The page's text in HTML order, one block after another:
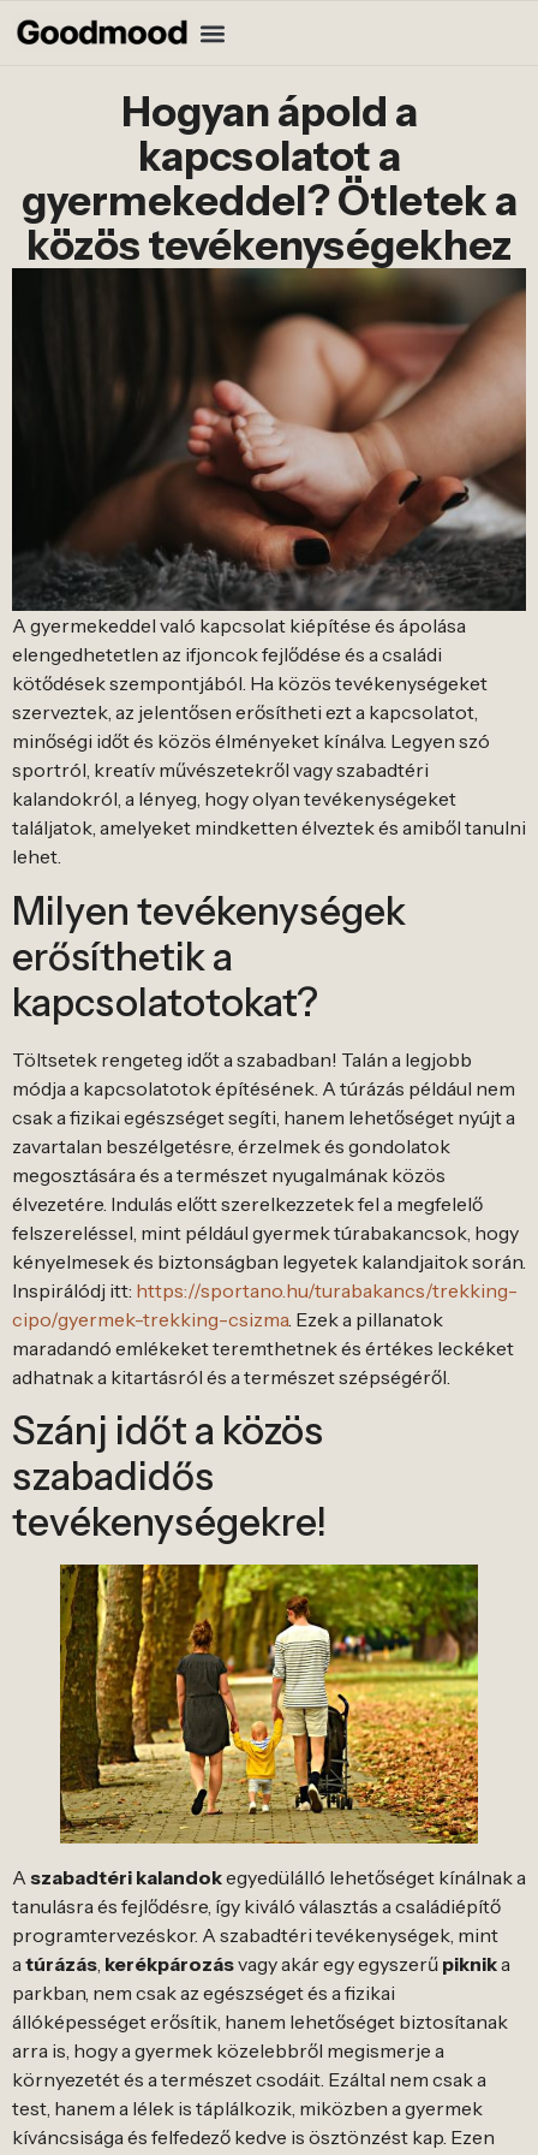
Hogyan ápold a
kapcsolatot a
gyermekeddel? Ötletek a
közös tevékenységekhez
A gyermekeddel való kapcsolat kiépítése és ápolása
elengedhetetlen az ifjoncok fejlődése és a családi
kötődések szempontjából. Ha közös tevékenységeket
szerveztek, az jelentősen erősítheti ezt a kapcsolatot,
minőségi időt és közös élményeket kínálva. Legyen szó
sportról, kreatív művészetekről vagy szabadtéri
kalandokról, a lényeg, hogy olyan tevékenységeket
találjatok, amelyeket mindketten élveztek és amiből tanulni
lehet.
Milyen tevékenységek
erősíthetik a
kapcsolatotokat?
Töltsetek rengeteg időt a szabadban! Talán a legjobb
módja a kapcsolatotok építésének. A túrázás például nem
csak a fizikai egészséget segíti, hanem lehetőséget nyújt a
zavartalan beszélgetésre, érzelmek és gondolatok
megosztására és a természet nyugalmának közös
élvezetére. Indulás előtt szerelkezzetek fel a megfelelő
felszereléssel, mint például gyermek túrabakancsok, hogy
kényelmesek és biztonságban legyetek kalandjaitok során.
Inspirálódj itt: https://sportano.hu/turabakancs/trekking-
cipo/gyermek-trekking-csizma . Ezek a pillanatok
maradandó emlékeket teremthetnek és értékes leckéket
adhatnak a kitartásról és a természet szépségéről.
Szánj időt a közös
szabadidős
tevékenységekre!
A szabadtéri kalandokegyedülálló lehetőséget kínálnak a
tanulásra és fejlődésre, így kiváló választás a családiépítő
programtervezéskor. A szabadtéri tevékenységek, mint
atúrázás, kerékpározásvagy akár egy egyszerű piknika
parkban, nem csak az egészséget és a fizikai
állóképességet erősítik, hanem lehetőséget biztosítanak
arra is, hogy a gyermek közelebbről megismerje a
környezetét és a természet csodáit. Ezáltal nem csak a
test, hanem a lélek is táplálkozik, miközben a gyermek
kíváncsisága és felfedező kedve is ösztönzést kap. Ezen